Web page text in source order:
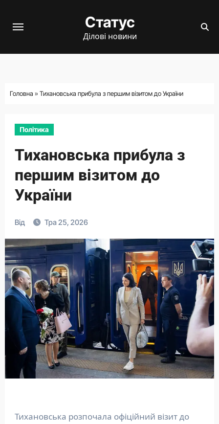
Статус
Ділові новини
Головна » Тихановська прибула з першим візитом до України
Політика
Тихановська прибула з
першим візитом до
України
Від Тра 25, 2026
Тихановська розпочала офіційний візит до